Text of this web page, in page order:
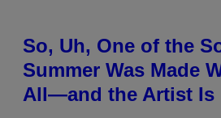
So, Uh, One of the
Summer Was Made
All—and the Artist Is